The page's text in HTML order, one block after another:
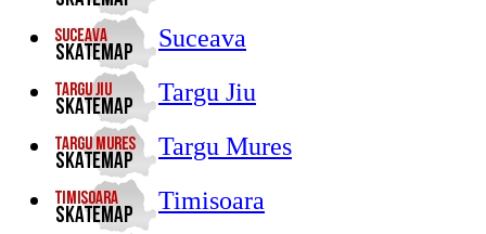
Suceava
Targu Jiu
Targu Mures
Timisoara